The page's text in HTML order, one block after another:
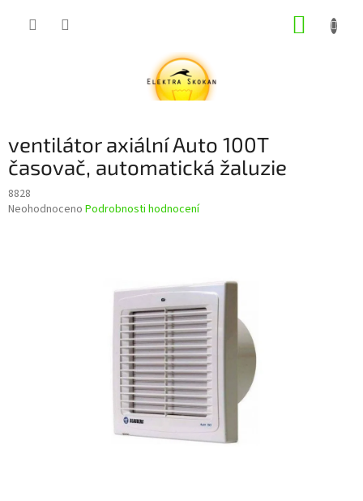
ventilátor axiální Auto 100T
časovač, automatická žaluzie
8828
Průměrné
Neohodnoceno Podrobnosti hodnocení